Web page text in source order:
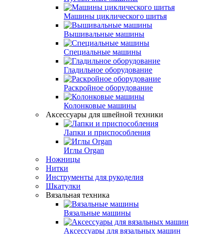
Машины циклического шитья
Вышивальные машины
Специальные машины
Гладильное оборудование
Раскройное оборудование
Колонковые машины
Аксессуары для швейной техники
Лапки и приспособления
Иглы Organ
Ножницы
Нитки
Инструменты для рукоделия
Шкатулки
Вязальная техника
Вязальные машины
Аксессуары для вязальных машин